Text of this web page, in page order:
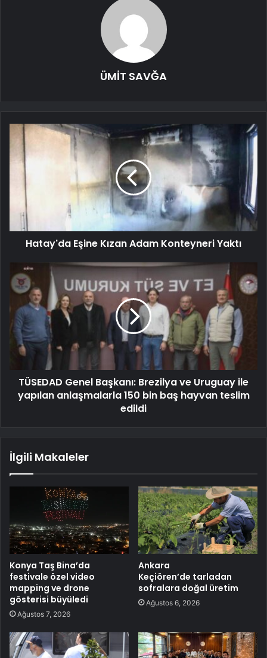
ÜMİT SAVĞA
Hatay'da Eşine Kızan Adam Konteyneri Yaktı
TÜSEDAD Genel Başkanı: Brezilya ve Uruguay ile
yapılan anlaşmalarla 150 bin baş hayvan teslim
edildi
İlgili Makaleler
Konya Taş Bina’da
festivale özel video
mapping ve drone
gösterisi büyüledi
Ağustos 7, 2026
Ankara
Keçiören’de tarladan
sofralara doğal üretim
Ağustos 6, 2026